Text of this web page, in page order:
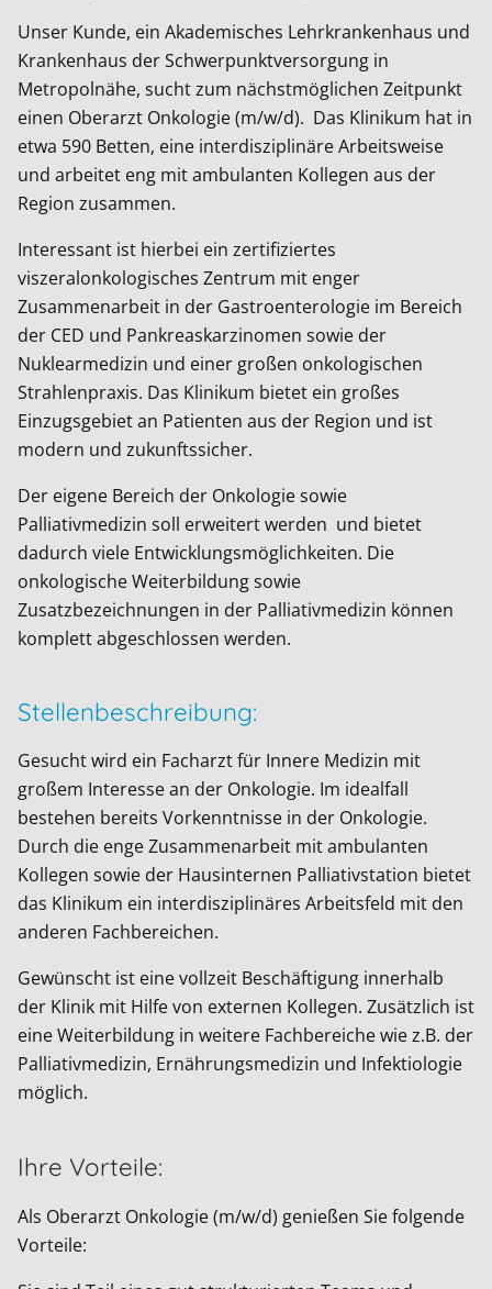
Unser Kunde, ein Akademisches Lehrkrankenhaus und
Krankenhaus der Schwerpunktversorgung in
Metropolnähe, sucht zum nächstmöglichen Zeitpunkt
einen Oberarzt Onkologie (m/w/d). Das Klinikum hat in
etwa 590 Betten, eine interdisziplinäre Arbeitsweise
und arbeitet eng mit ambulanten Kollegen aus der
Region zusammen.
Interessant ist hierbei ein zertifiziertes
viszeralonkologisches Zentrum mit enger
Zusammenarbeit in der Gastroenterologie im Bereich
der CED und Pankreaskarzinomen sowie der
Nuklearmedizin und einer großen onkologischen
Strahlenpraxis. Das Klinikum bietet ein großes
Einzugsgebiet an Patienten aus der Region und ist
modern und zukunftssicher.
Der eigene Bereich der Onkologie sowie
Palliativmedizin soll erweitert werden und bietet
dadurch viele Entwicklungsmöglichkeiten. Die
onkologische Weiterbildung sowie
Zusatzbezeichnungen in der Palliativmedizin können
komplett abgeschlossen werden.
Stellenbeschreibung:
Gesucht wird ein Facharzt für Innere Medizin mit
großem Interesse an der Onkologie. Im idealfall
bestehen bereits Vorkenntnisse in der Onkologie.
Durch die enge Zusammenarbeit mit ambulanten
Kollegen sowie der Hausinternen Palliativstation bietet
das Klinikum ein interdisziplinäres Arbeitsfeld mit den
anderen Fachbereichen.
Gewünscht ist eine vollzeit Beschäftigung innerhalb
der Klinik mit Hilfe von externen Kollegen. Zusätzlich ist
eine Weiterbildung in weitere Fachbereiche wie z.B. der
Palliativmedizin, Ernährungsmedizin und Infektiologie
möglich.
Ihre Vorteile:
Als Oberarzt Onkologie (m/w/d) genießen Sie folgende
Vorteile: